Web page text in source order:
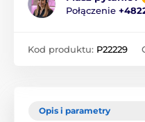
Połączenie
Kod produktu: P22229
Opis i parametry